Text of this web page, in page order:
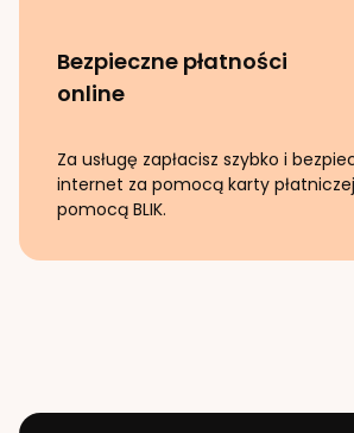
Bezpieczne płatności
online
Za usługę zapłacisz szybko i
internet za pomocą karty
pomocą BLIK.